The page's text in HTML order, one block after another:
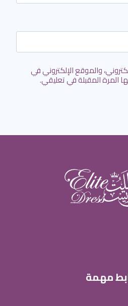
والموقع الإلكتروني في
المرة المقبلة في تعليقي.
مهمة